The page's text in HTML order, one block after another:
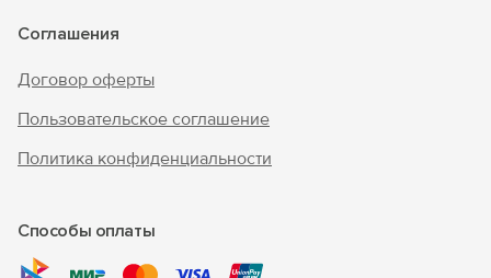
Соглашения
Договор оферты
Пользовательское соглашение
Политика конфиденциальности
Способы оплаты